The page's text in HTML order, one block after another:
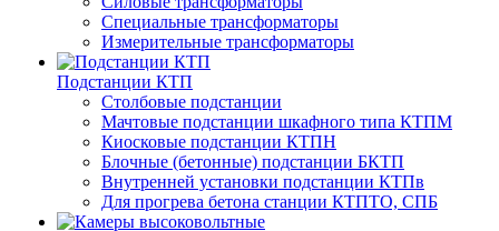
Специальные трансформаторы
Измерительные трансформаторы
Подстанции КТП
Столбовые подстанции
Мачтовые подстанции шкафного типа КТПМ
Киосковые подстанции КТПН
Блочные (бетонные) подстанции БКТП
Внутренней установки подстанции КТПв
Для прогрева бетона станции КТПТО, СПБ